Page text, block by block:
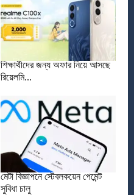
শিক্ষার্থীদের জন্য অফার নিয়ে আসছে
রিয়েলমি...
মেটা বিজ্ঞাপনে স্টেবলকয়েন পেমেন্ট
সুবিধা চালু